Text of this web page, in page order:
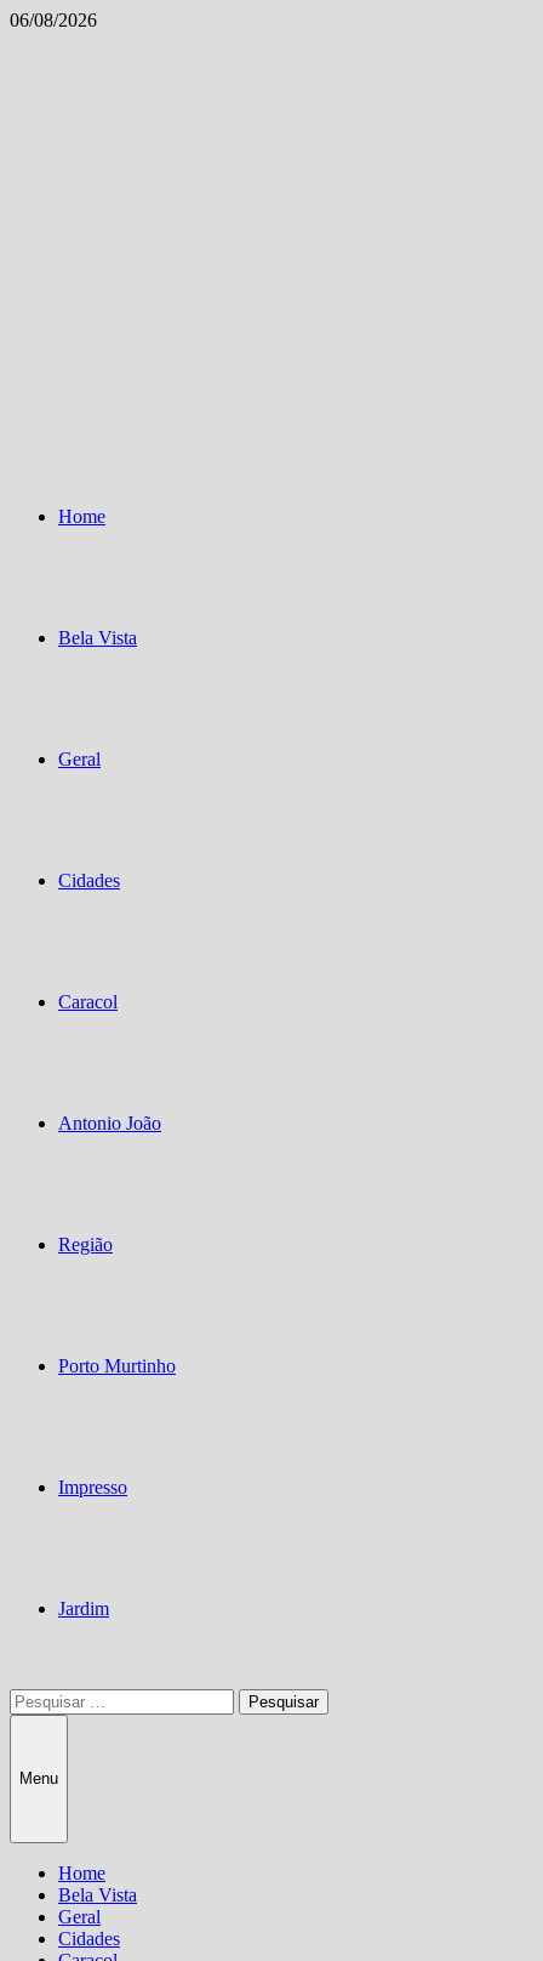
Skip
06/08/2026
Home
Bela Vista
Geral
Cidades
Caracol
Antonio João
Região
Porto Murtinho
Impresso
Jardim
Pesquisar
por:
Menu
Home
Bela Vista
Geral
Cidades